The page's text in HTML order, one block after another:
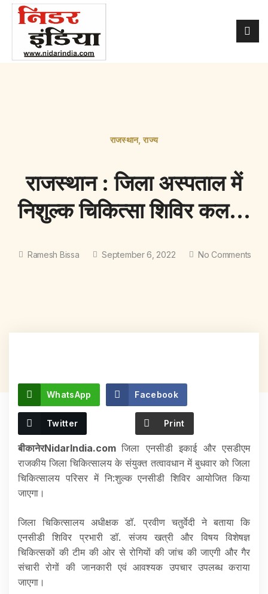
राजस्थान,राज्य
राजस्थान : जिला अस्पताल में
निशुल्क चिकित्सा शिविर कल…
Ramesh Bissa September 6, 2022 No Comments
WhatsApp Facebook
Twitter Print
बीकानेरNidarIndia.comजिला एनसीडी इकाई और एसडीएम
राजकीय जिला चिकित्सालय के संयुक्त तत्वावधान में बुधवार को जिला
चिकित्सालय परिसर में नि:शुल्क एनसीडी शिविर आयोजित किया
जाएगा।
जिला चिकित्सालय अधीक्षक डॉ. प्रवीण चतुर्वेदी ने बताया कि
एनसीडी शिविर प्रभारी डॉ. संजय खत्री और विषय विशेषज्ञ
चिकित्सकों की टीम की ओर से रोगियों की जांच की जाएगी और गैर
संचारी रोगों की जानकारी एवं आवश्यक उपचार उपलब्ध कराया
जाएगा।